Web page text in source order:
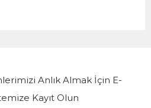
Anlık Almak İçin E-
Kayıt Olun